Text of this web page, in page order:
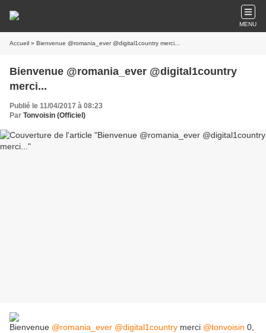
MENU
Accueil » Bienvenue @romania_ever @digital1country merci...
Bienvenue @romania_ever @digital1country
merci...
Publié le 11/04/2017 à 08:23
Par Tonvoisin (Officiel)
Bienvenue @romania_ever @digital1country merci @tonvoisin 0,